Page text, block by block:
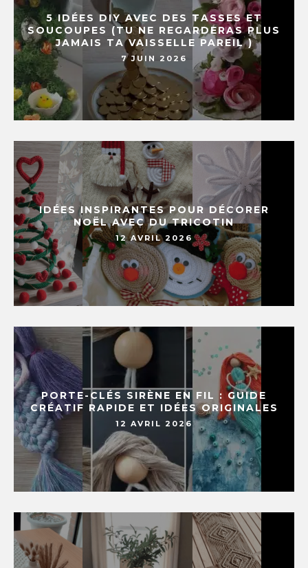
5 IDÉES DIY AVEC DES TASSES ET
SOUCOUPES (TU NE REGARDERAS PLUS
JAMAIS TA VAISSELLE PAREIL )
7 JUIN 2026
IDÉES INSPIRANTES POUR DÉCORER
NOËL AVEC DU TRICOTIN
12 AVRIL 2026
PORTE-CLÉS SIRÈNE EN FIL : GUIDE
CRÉATIF RAPIDE ET IDÉES ORIGINALES
12 AVRIL 2026